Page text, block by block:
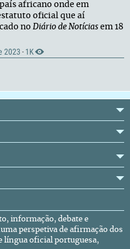
africano onde em
oficial que aí
no Diário de Notícias em 18
2023 · 1K
informação, debate e
perspetiva de afirmação dos
língua oficial portuguesa,